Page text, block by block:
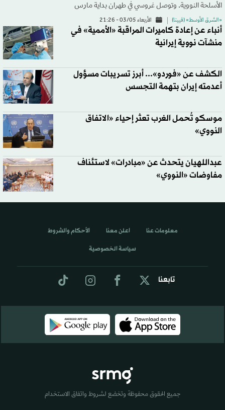
الأسلحة النووية. وتوصل غروسي في طهران بداية مارس
«الشرق الأوسط» (فيينا) الأربعاء 03/05 - 21:26
أنباء عن إعادة كاميرات المراقبة «الأممية» في
منشآت نووية إيرانية
الكشف عن «فوردو»... أبرز تسريبات مسؤول
أعدمته إيران بتهمة التجسس
موسكو تُحمل الغرب تعثر إحياء «الاتفاق
النووي»
عبداللهيان يتحدث عن «مبادرات» لاستئناف
مفاوضات «النووي»
تابعنا
معلومات عنا اعلن معنا الأحكام والشروط
سياسة الخصوصية
جميع الحقوق محفوظة وتخضع لشروط واتفاق الاستخدام